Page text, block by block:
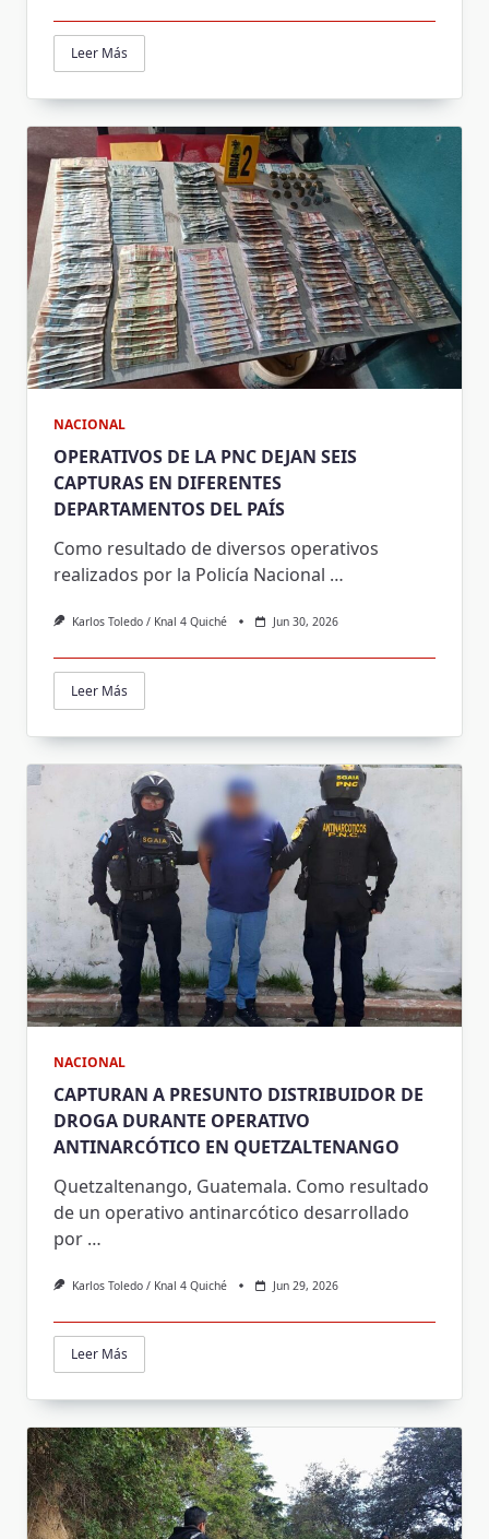
Leer Más
NACIONAL
OPERATIVOS DE LA PNC DEJAN SEIS
CAPTURAS EN DIFERENTES
DEPARTAMENTOS DEL PAÍS
Como resultado de diversos operativos
realizados por la Policía Nacional …
Karlos Toledo / Knal 4 Quiché Jun 30, 2026
Leer Más
NACIONAL
CAPTURAN A PRESUNTO DISTRIBUIDOR DE
DROGA DURANTE OPERATIVO
ANTINARCÓTICO EN QUETZALTENANGO
Quetzaltenango, Guatemala. Como resultado
de un operativo antinarcótico desarrollado
por …
Karlos Toledo / Knal 4 Quiché Jun 29, 2026
Leer Más